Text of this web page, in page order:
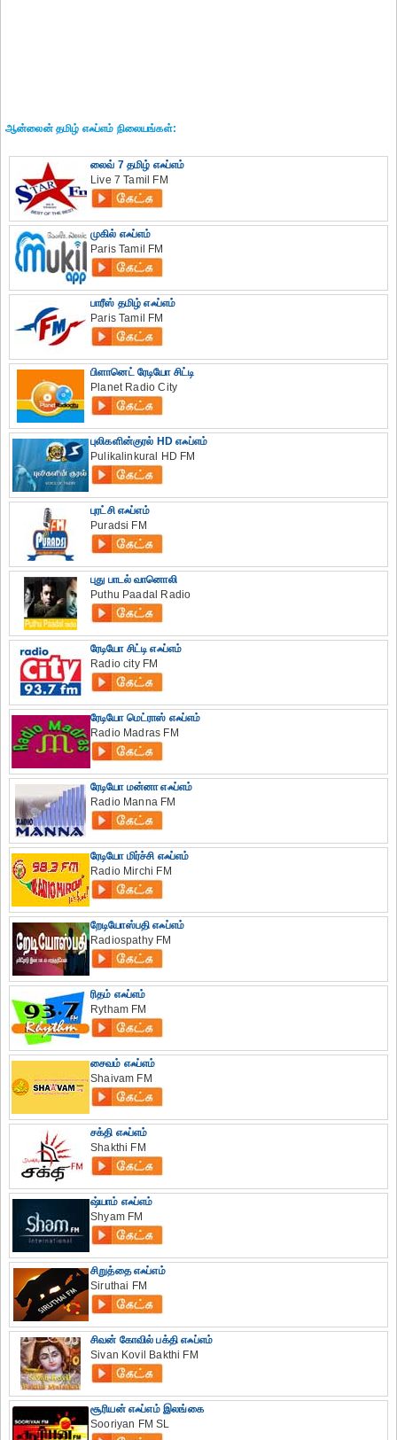
ஆன்லைன் தமிழ் எஃப்எம் நிலையங்கள்:
லைவ் 7 தமிழ் எஃப்எம்
Live 7 Tamil FM
முகில் எஃப்எம்
Paris Tamil FM
பாரீஸ் தமிழ் எஃப்எம்
Paris Tamil FM
பிளானெட் ரேடியோ சிட்டி
Planet Radio City
புலிகளின்குரல் HD எஃப்எம்
Pulikalinkural HD FM
புரட்சி எஃப்எம்
Puradsi FM
புது பாடல் வானொலி
Puthu Paadal Radio
ரேடியோ சிட்டி எஃப்எம்
Radio city FM
ரேடியோ மெட்ராஸ் எஃப்எம்
Radio Madras FM
ரேடியோ மன்னா எஃப்எம்
Radio Manna FM
ரேடியோ மிர்ச்சி எஃப்எம்
Radio Mirchi FM
றேடியோஸ்பதி எஃப்எம்
Radiospathy FM
ரிதம் எஃப்எம்
Rytham FM
சைவம் எஃப்எம்
Shaivam FM
சக்தி எஃப்எம்
Shakthi FM
ஷ்யாம் எஃப்எம்
Shyam FM
சிறுத்தை எஃப்எம்
Siruthai FM
சிவன் கோவில் பக்தி எஃப்எம்
Sivan Kovil Bakthi FM
சூரியன் எஃப்எம் இலங்கை
Sooriyan FM SL